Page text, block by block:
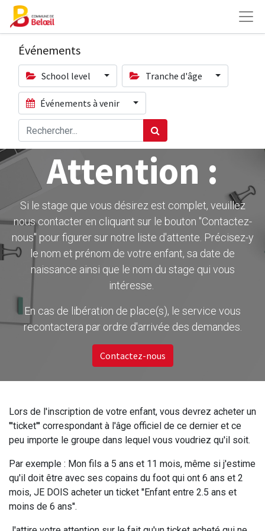
Événements
School level Tranche d'âge
Événements à venir
Attention :
Si le stage que vous désirez est complet, veuillez
nous contacter en cliquant sur le bouton ''Contactez-
nous" pour figurer sur notre liste d'attente. Précisez-y
le nom et prénom de votre enfant, sa date de
naissance ainsi que le nom du stage qui vous
intéresse.
En cas de libération de place(s), le service vous
recontactera par ordre d'arrivée des demandes.
Contactez-nous
Lors de l'inscription de votre enfant, vous devrez acheter un
'''ticket''' correspondant à l'âge officiel de ce dernier et ce
peu importe le groupe dans lequel vous voudriez qu'il soit.
Par exemple : Mon fils a 5 ans et 11 mois, même si j'estime
qu'il doit être avec ses copains du foot qui ont 6 ans et 2
mois, JE DOIS acheter un ticket ''Enfant entre 2.5 ans et
moins de 6 ans''.